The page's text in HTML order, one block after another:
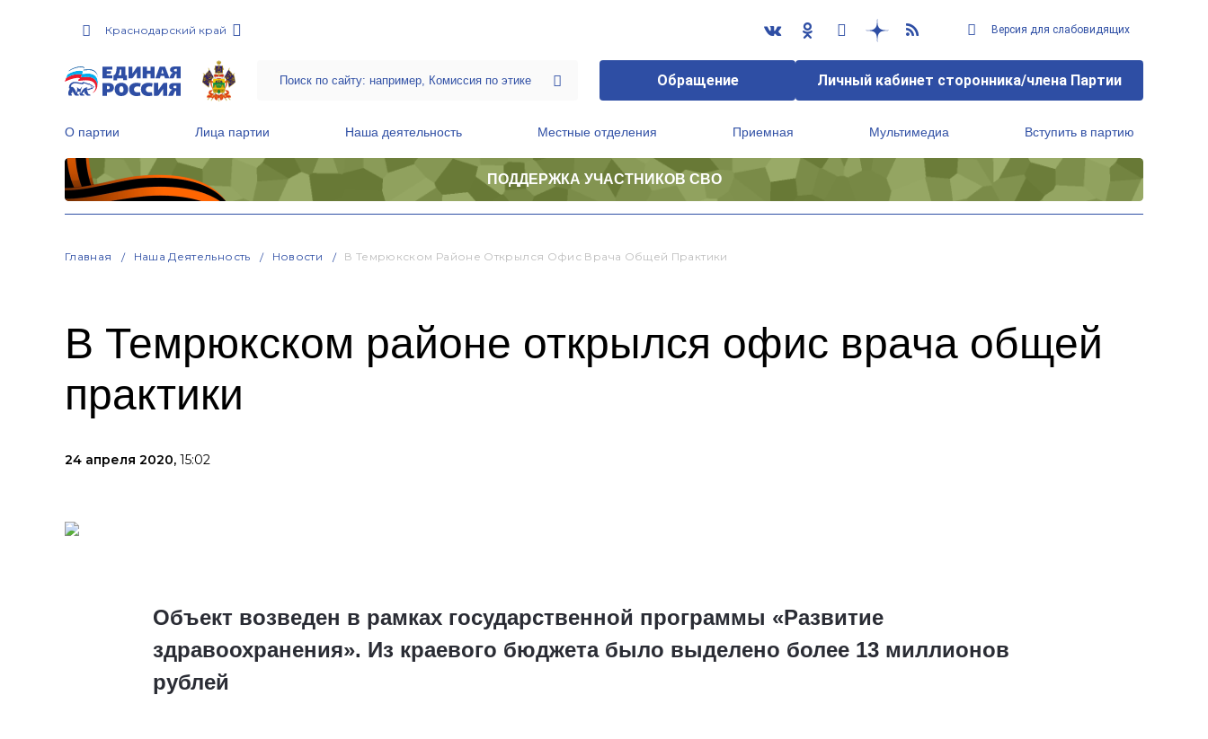
Краснодарский край Версия для слабовидящих
Обращение Личный кабинет сторонника/члена Партии
О партии Лица партии Наша деятельность Местные отделения Приемная Мультимедиа Вступить в партию
ПОДДЕРЖКА УЧАСТНИКОВ СВО
Главная Наша Деятельность Новости В Темрюкском Районе Открылся Офис Врача Общей Практики
В Темрюкском районе открылся офис врача общей
практики
24 апреля 2020, 15:02
Объект возведен в рамках государственной программы «Развитие
здравоохранения». Из краевого бюджета было выделено более 13 миллионов
рублей